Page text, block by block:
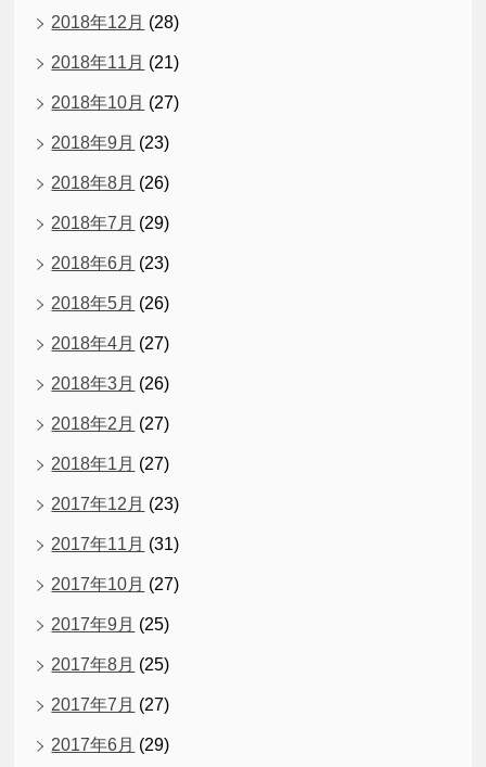
2018年12月 (28)
2018年11月 (21)
2018年10月 (27)
2018年9月 (23)
2018年8月 (26)
2018年7月 (29)
2018年6月 (23)
2018年5月 (26)
2018年4月 (27)
2018年3月 (26)
2018年2月 (27)
2018年1月 (27)
2017年12月 (23)
2017年11月 (31)
2017年10月 (27)
2017年9月 (25)
2017年8月 (25)
2017年7月 (27)
2017年6月 (29)